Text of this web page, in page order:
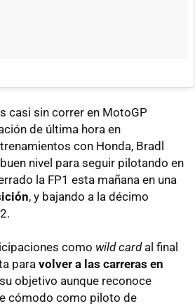
casi sin correr en MotoGP
de última hora en
con Honda, Bradl
nivel para seguir pilotando en
la FP1 esta mañana en una
, y bajando a la décimo
como wild cardal final
para volver a las carreras en
objetivo aunque reconoce
cómodo como piloto de